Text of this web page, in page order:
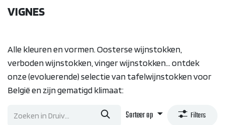
VIGNES
Alle kleuren en vormen. Oosterse wijnstokken,
verboden wijnstokken, vinger wijnstokken... ontdek
onze (evoluerende) selectie van tafelwijnstokken voor
België en zijn gematigd klimaat:
Sorteer op Filters